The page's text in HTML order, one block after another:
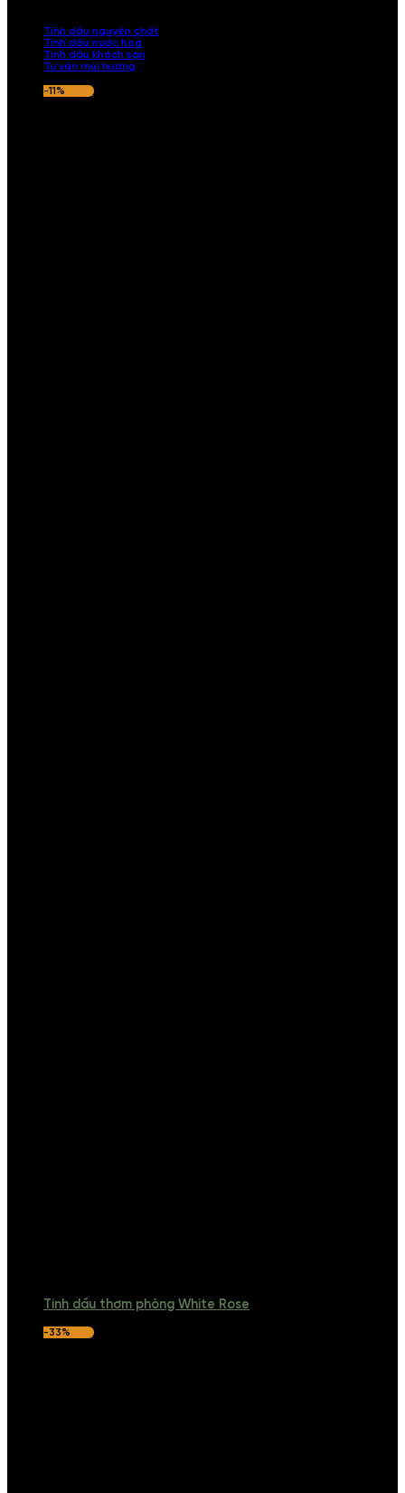
Tinh dầu nguyên chất
Tinh dầu nước hoa
Tinh dầu khách sạn
Tư vấn mùi hương
-11%
Tinh dầu thơm phòng White Rose
-33%